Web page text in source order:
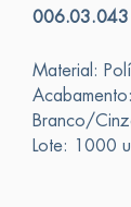
006.03.043
Material:
Acabamento:
Branco/
Lote: 1000